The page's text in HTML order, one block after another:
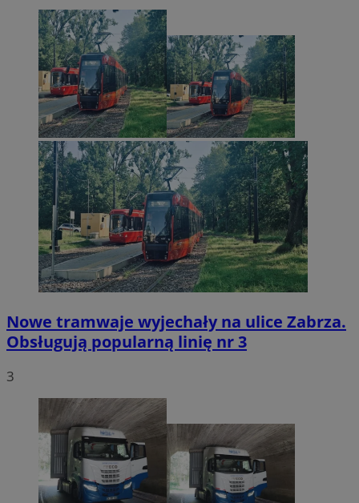
Nowe tramwaje wyjechały na ulice Zabrza.
Obsługują popularną linię nr 3
3